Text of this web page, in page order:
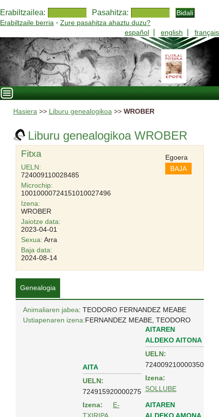
Erabiltzailea: Pasahitza:
Erabiltzaile berria - Zure pasahitza ahaztu duzu?
español
english français
Hasiera>> Liburu genealogikoa>> WROBER
Liburu genealogikoa WROBER
Fitxa
UELN:
724009110028485
Microchip:
10010000724151010027496
Izena:
WROBER
Jaiotze data:
2023-04-01
Sexua: Arra
Egoera
BAJA
Baja data:
2024-08-14
Genealogia
Animaliaren jabea: TEODORO FERNANDEZ MEABE
Ustiapenaren izena:FERNANDEZ MEABE, TEODORO
AITA
UELN:
724915920000275
Izena:
E-
AITAREN
ALDEKO AITONA
UELN:
724009210000350
Izena:
SOLLUBE
AITAREN